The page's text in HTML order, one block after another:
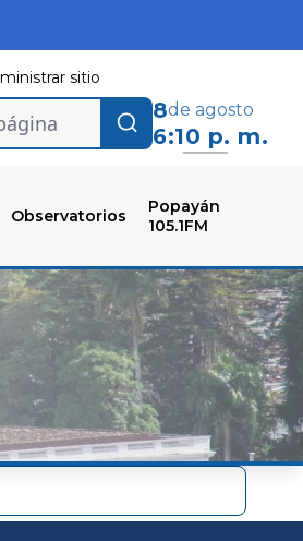
sitio
8de agosto
6:10 p. m.
Observatorios
Popayán
105.1FM